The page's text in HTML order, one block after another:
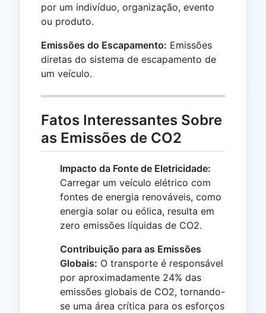
por um indivíduo, organização, evento
ou produto.
Emissões do Escapamento: Emissões
diretas do sistema de escapamento de
um veículo.
Fatos Interessantes Sobre
as Emissões de CO2
Impacto da Fonte de Eletricidade:
Carregar um veículo elétrico com
fontes de energia renováveis, como
energia solar ou eólica, resulta em
zero emissões líquidas de CO2.
Contribuição para as Emissões
Globais: O transporte é responsável
por aproximadamente 24% das
emissões globais de CO2, tornando-
se uma área crítica para os esforços